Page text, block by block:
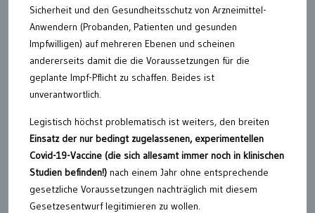
Sicherheit und den Gesundheitsschutz von Arzneimittel-
Anwendern (Probanden, Patienten und gesunden
Impfwilligen) auf mehreren Ebenen und scheinen
andererseits damit die die Voraussetzungen für die
geplante Impf-Pflicht zu schaffen. Beides ist
unverantwortlich.
Legistisch höchst problematisch ist weiters, den breiten
Einsatz der nur bedingt zugelassenen, experimentellen
Covid-19-Vaccine (die sich allesamt immer noch in klinischen
Studien befinden!) nach einem Jahr ohne entsprechende
gesetzliche Voraussetzungen nachträglich mit diesem
Gesetzesentwurf legitimieren zu wollen.